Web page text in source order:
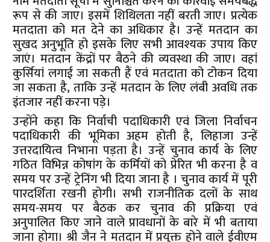
रूप से की जाए। इसमें शिथिलता नहीं बरती जाए। प्रत्येक
मतदाता को मत देने का अधिकार है। उन्हें मतदान का
सुखद अनुभूति हो इसके लिए सभी आवश्यक उपाय किए
जाएं। मतदान केंद्रों पर बैठने की व्यवस्था की जाए। वहां
कुर्सियां लगाई जा सकती हैं एवं मतदाता को टोकन दिया
जा सकता है, ताकि उन्हें मतदान के लिए लंबी अवधि तक
इंतजार नहीं करना पड़े।
उन्होंने कहा कि निर्वाची पदाधिकारी एवं जिला निर्वाचन
पदाधिकारी की भूमिका अहम होती है, लिहाजा उन्हें
उत्तरदायित्व निभाना पड़ता है। उन्हें चुनाव कार्य के लिए
गठित विभिन्न कोषांग के कर्मियों को प्रेरित भी करना है व
समय पर उन्हें ट्रेनिंग भी दिया जाना है । चुनाव कार्य में पूरी
पारदर्शिता रखनी होगी। सभी राजनीतिक दलों के साथ
समय-समय पर बैठक कर चुनाव की प्रक्रिया एवं
अनुपालित किए जाने वाले प्रावधानों के बारे में भी बताया
जाना होगा। श्री जैन ने मतदान में प्रयुक्त होने वाले ईवीएम